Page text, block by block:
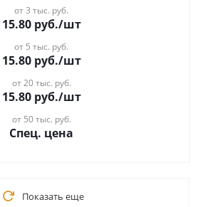
от 3 тыс. руб.
15.80руб./шт
от 5 тыс. руб.
15.80руб./шт
от 20 тыс. руб.
15.80руб./шт
от 50 тыс. руб.
Спец. цена
Показать еще